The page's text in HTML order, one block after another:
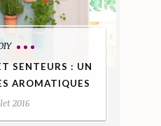
SENTEURS : UN
AROMATIQUES
2016